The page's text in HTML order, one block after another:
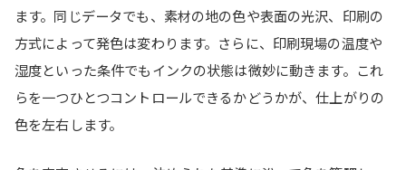
ます。同じデータでも、素材の地の色や表面の光沢、印刷の
方式によって発色は変わります。さらに、印刷現場の温度や
湿度といった条件でもインクの状態は微妙に動きます。これ
らを一つひとつコントロールできるかどうかが、仕上がりの
色を左右します。